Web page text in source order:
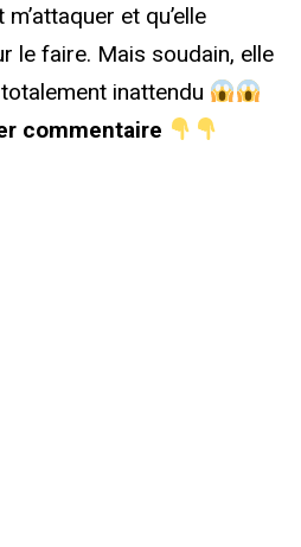
et qu’elle
le faire. Mais soudain, elle
inattendu
commentaire